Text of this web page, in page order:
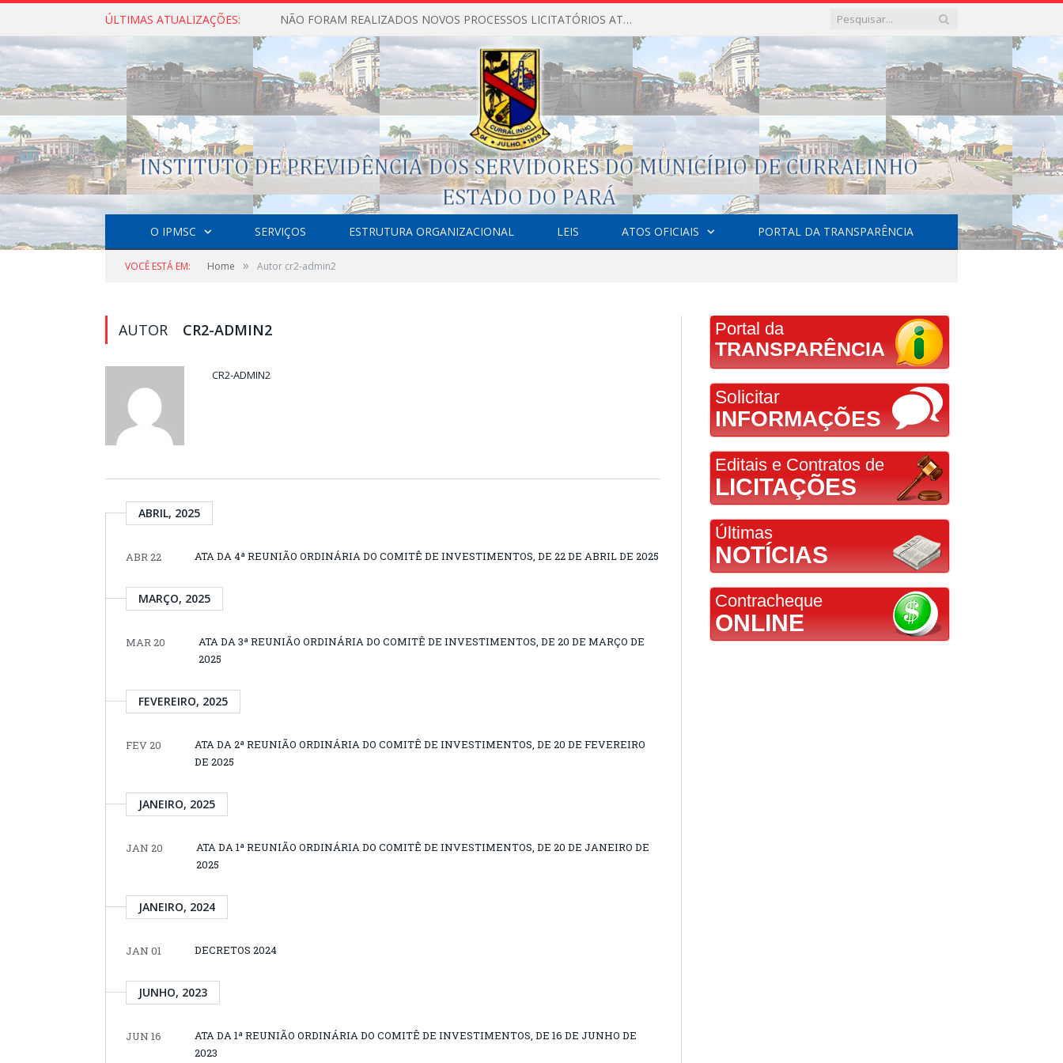
ÚLTIMAS ATUALIZAÇÕES: NÃO FORAM REALIZADOS NOVOS PROCESSOS LICITATÓRIOS ATÉ O MOMENTO DO ANO DE 2026
O IPMSC SERVIÇOS ESTRUTURA ORGANIZACIONAL LEIS ATOS OFICIAIS PORTAL DA TRANSPARÊNCIA
VOCÊ ESTÁ EM: Home » Autor cr2-admin2
AUTOR CR2-ADMIN2
CR2-ADMIN2
ABRIL, 2025
ABR 22 ATA DA 4ª REUNIÃO ORDINÁRIA DO COMITÊ DE INVESTIMENTOS, DE 22 DE ABRIL DE 2025
MARÇO, 2025
MAR 20
ATA DA 3ª REUNIÃO ORDINÁRIA DO COMITÊ DE INVESTIMENTOS, DE 20 DE MARÇO DE
2025
FEVEREIRO, 2025
FEV 20
ATA DA 2ª REUNIÃO ORDINÁRIA DO COMITÊ DE INVESTIMENTOS, DE 20 DE FEVEREIRO
DE 2025
JANEIRO, 2025
JAN 20
ATA DA 1ª REUNIÃO ORDINÁRIA DO COMITÊ DE INVESTIMENTOS, DE 20 DE JANEIRO DE
2025
JANEIRO, 2024
JAN 01 DECRETOS 2024
JUNHO, 2023
JUN 16
ATA DA 1ª REUNIÃO ORDINÁRIA DO COMITÊ DE INVESTIMENTOS, DE 16 DE JUNHO DE
2023
Portal da
TRANSPARÊNCIA
Solicitar
INFORMAÇÕES
Editais e Contratos de
LICITAÇÕES
Últimas
NOTÍCIAS
Contracheque
ONLINE